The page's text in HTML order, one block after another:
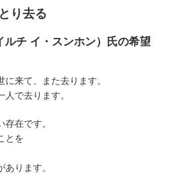
り去る
ルチ イ・スンホン）氏の希望
に来て、また去ります。
で去ります。
存在です。
とを
ります。